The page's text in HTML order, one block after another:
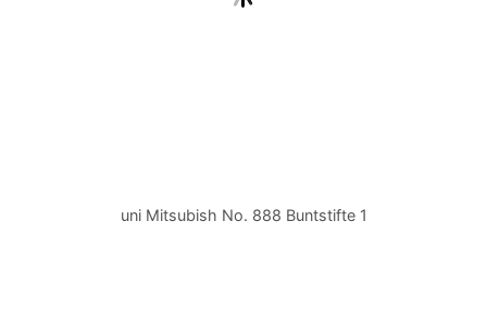
uni Mitsubish No. 888 Buntstifte 1